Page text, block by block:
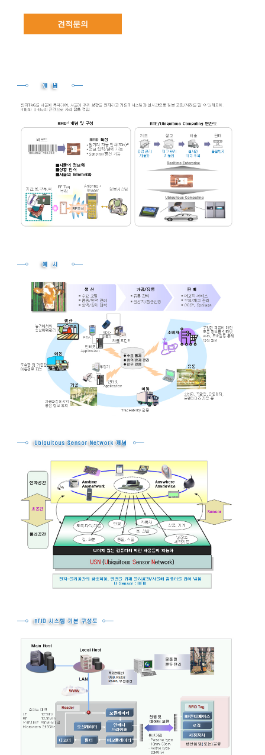
견적문의